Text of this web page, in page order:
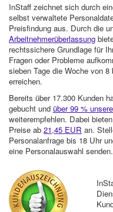
InStaff zeichnet sich durch
selbst verwaltete
Preisfindung aus. Durch die
Arbeitnehmerüberlassung
rechtssichere Grundlage für
Fragen oder Probleme
sieben Tage die Woche von
erreichen.
Bereits über 17.300 Kunden
gebucht und über 99 %
weiterempfehlen. Dabei
Preise ab 21,45 EUR an.
Personalanfrage bis 18 Uhr
eine Personalauswahl senden.